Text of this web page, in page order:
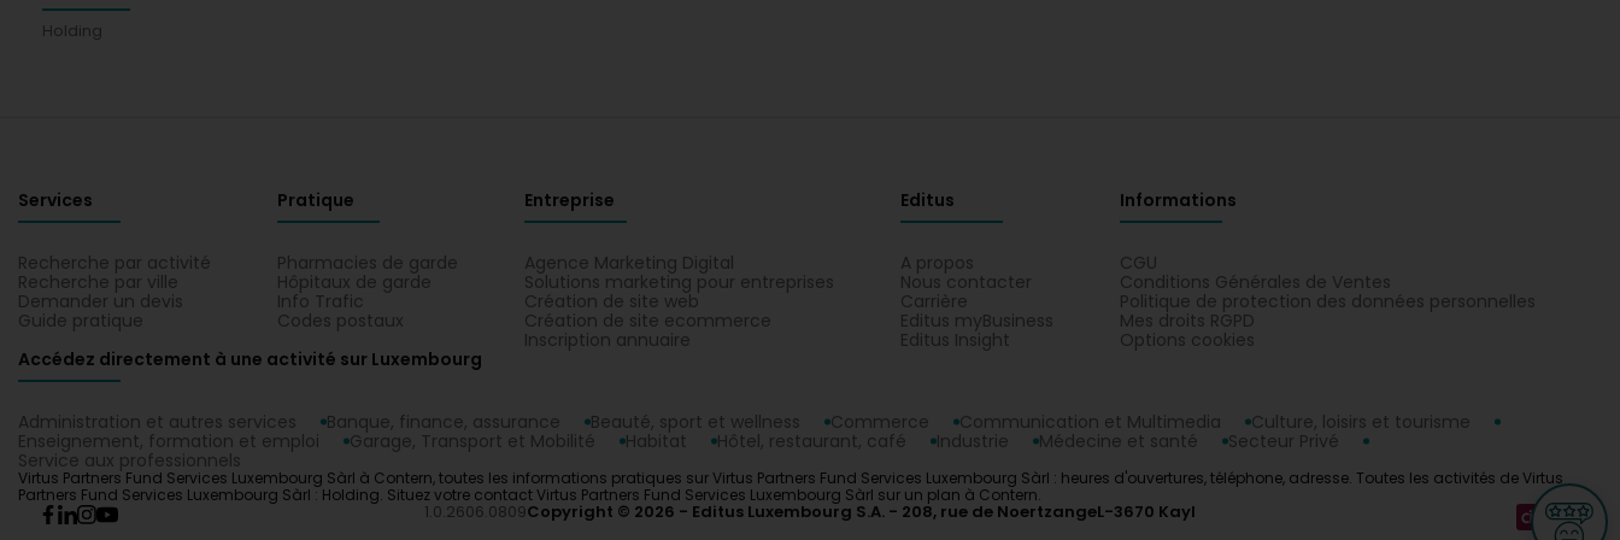
Holding
Services
Recherche par activité
Recherche par ville
Demander un devis
Guide pratique
Pratique
Pharmacies de garde
Hôpitaux de garde
Info Trafic
Codes postaux
Entreprise
Agence Marketing Digital
Solutions marketing pour entreprises
Création de site web
Création de site ecommerce
Inscription annuaire
Editus
A propos
Nous contacter
Carrière
Editus myBusiness
Editus Insight
Informations
CGU
Conditions Générales de Ventes
Politique de protection des données personnelles
Mes droits RGPD
Options cookies
Accédez directement à une activité sur Luxembourg
Administration et autres services Banque, finance, assurance Beauté, sport et wellness Commerce Communication et Multimedia
Culture, loisirs et tourisme
Enseignement, formation et emploi
Garage, Transport et Mobilité Habitat Hôtel, restaurant, café Industrie Médecine et santé
Secteur Privé
Service aux professionnels
Virtus Partners Fund Services Luxembourg Sàrl à Contern, toutes les informations pratiques sur Virtus Partners Fund Services Luxembourg Sàrl : heures d'ouvertures, téléphone, adresse. Toutes les activités de Virtus
Partners Fund Services Luxembourg Sàrl : Holding. Situez votre contact Virtus Partners Fund Services Luxembourg Sàrl sur un plan à Contern.
1.0.2606.0809Copyright © 2026 Editus Luxembourg S.A. 208, rue de NoertzangeL-3670 Kayl